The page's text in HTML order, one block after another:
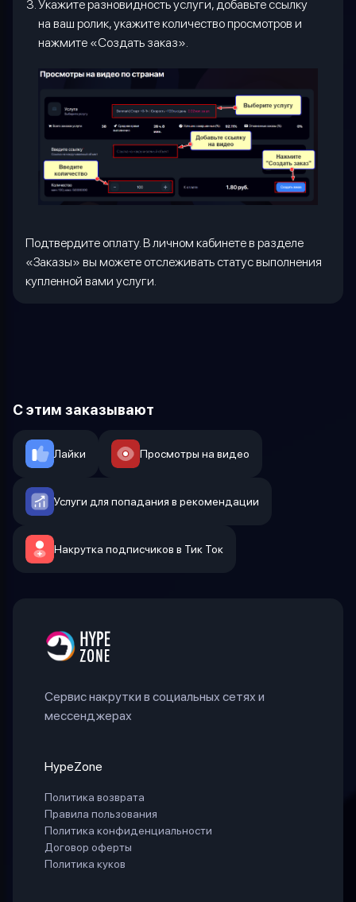
Укажите разновидность услуги, добавьте ссылку
на ваш ролик, укажите количество просмотров и
нажмите «Создать заказ».
Подтвердите оплату. В личном кабинете в разделе
«Заказы» вы можете отслеживать статус выполнения
купленной вами услуги.
С этим заказывают
Лайки Просмотры на видео
Услуги для попадания в рекомендации
Накрутка подписчиков в Тик Ток
Сервис накрутки в социальных сетях и
мессенджерах
HypeZone
Политика возврата
Правила пользования
Политика конфиденциальности
Договор оферты
Политика куков